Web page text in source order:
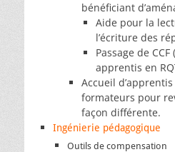
bénéficiant
Aide pour la
l’écriture des
Passage de
apprentis en
Accueil
formateurs pour
façon différente.
Ingénierie pédagogique
Outils de compensation